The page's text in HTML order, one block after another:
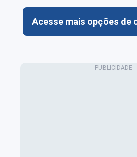
Acesse mais opções de